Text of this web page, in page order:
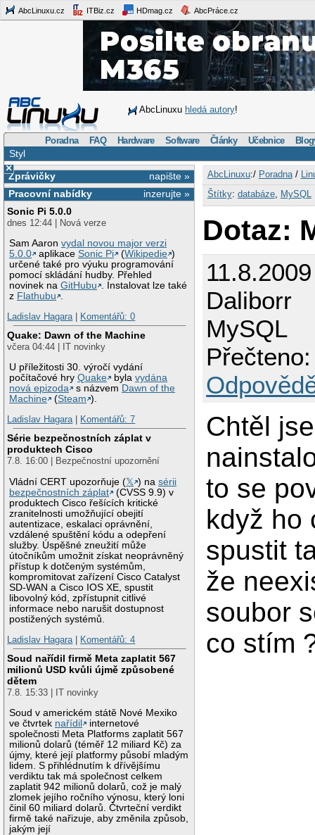
AbcLinuxu.cz ITBiz.cz HDmag.cz AbcPráce.cz
AbcLinuxu hledá autory!
Poradna FAQ Hardware Software Články Učebnice
Styl
×
napište »
Zprávičky
inzerujte »
Pracovní nabídky
Sonic Pi 5.0.0
dnes 12:44 | Nová verze
Sam Aaronvydal novou major verzi
5.0.0
aplikaceSonic Pi (Wikipedie )
určené také pro výuku programování
pomocí skládání hudby. Přehled
novinek naGitHubu
. Instalovat lze také
z Flathubu
Ladislav Hagara| Komentářů: 0
Quake: Dawn of the Machine
včera 04:44 | IT novinky
U příležitosti 30. výročí vydání
počítačové hryQuake bylavydána
nová epizoda
s názvem Dawn of the
Machine
(Steam ).
Ladislav Hagara| Komentářů: 7
Série bezpečnostních záplat v
produktech Cisco
7.8. 16:00 | Bezpečnostní upozornění
Vládní CERT upozorňuje (𝕏 ) nasérii
bezpečnostních záplat
(CVSS 9.9) v
produktech Cisco řešících kritické
zranitelnosti umožňující obejití
autentizace, eskalaci oprávnění,
vzdálené spuštění kódu a odepření
služby. Úspěšné zneužití může
útočníkům umožnit získat neoprávněný
přístup k dotčeným systémům,
kompromitovat zařízení Cisco Catalyst
SD-WAN a Cisco IOS XE, spustit
libovolný kód, zpřístupnit citlivé
informace nebo narušit dostupnost
postižených systémů.
Ladislav Hagara| Komentářů: 4
Soud nařídil firmě Meta zaplatit 567
milionů USD kvůli újmě způsobené
dětem
7.8. 15:33 | IT novinky
Soud v americkém státě Nové Mexiko
ve čtvrtek nařídil
internetové
společnosti Meta Platforms zaplatit 567
milionů dolarů (téměř 12 miliard Kč) za
újmy, které její platformy působí mladým
lidem. S přihlédnutím k dřívějšímu
verdiktu tak má společnost celkem
zaplatit 942 milionů dolarů, což je malý
zlomek jejího ročního výnosu, který loni
činil 60 miliard dolarů. Čtvrteční verdikt
firmě také nařizuje, aby změnila způsob,
jakým její
AbcLinuxu:/ Poradna/
Štítky: databáze, MySQL
Dotaz:
Daliborr
MySQL
Chtěl
to se
když ho
spustit
že
soubor
co stím